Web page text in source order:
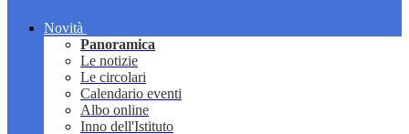
Novità
Panoramica
Le notizie
Le circolari
Calendario eventi
Albo online
Inno dell'Istituto